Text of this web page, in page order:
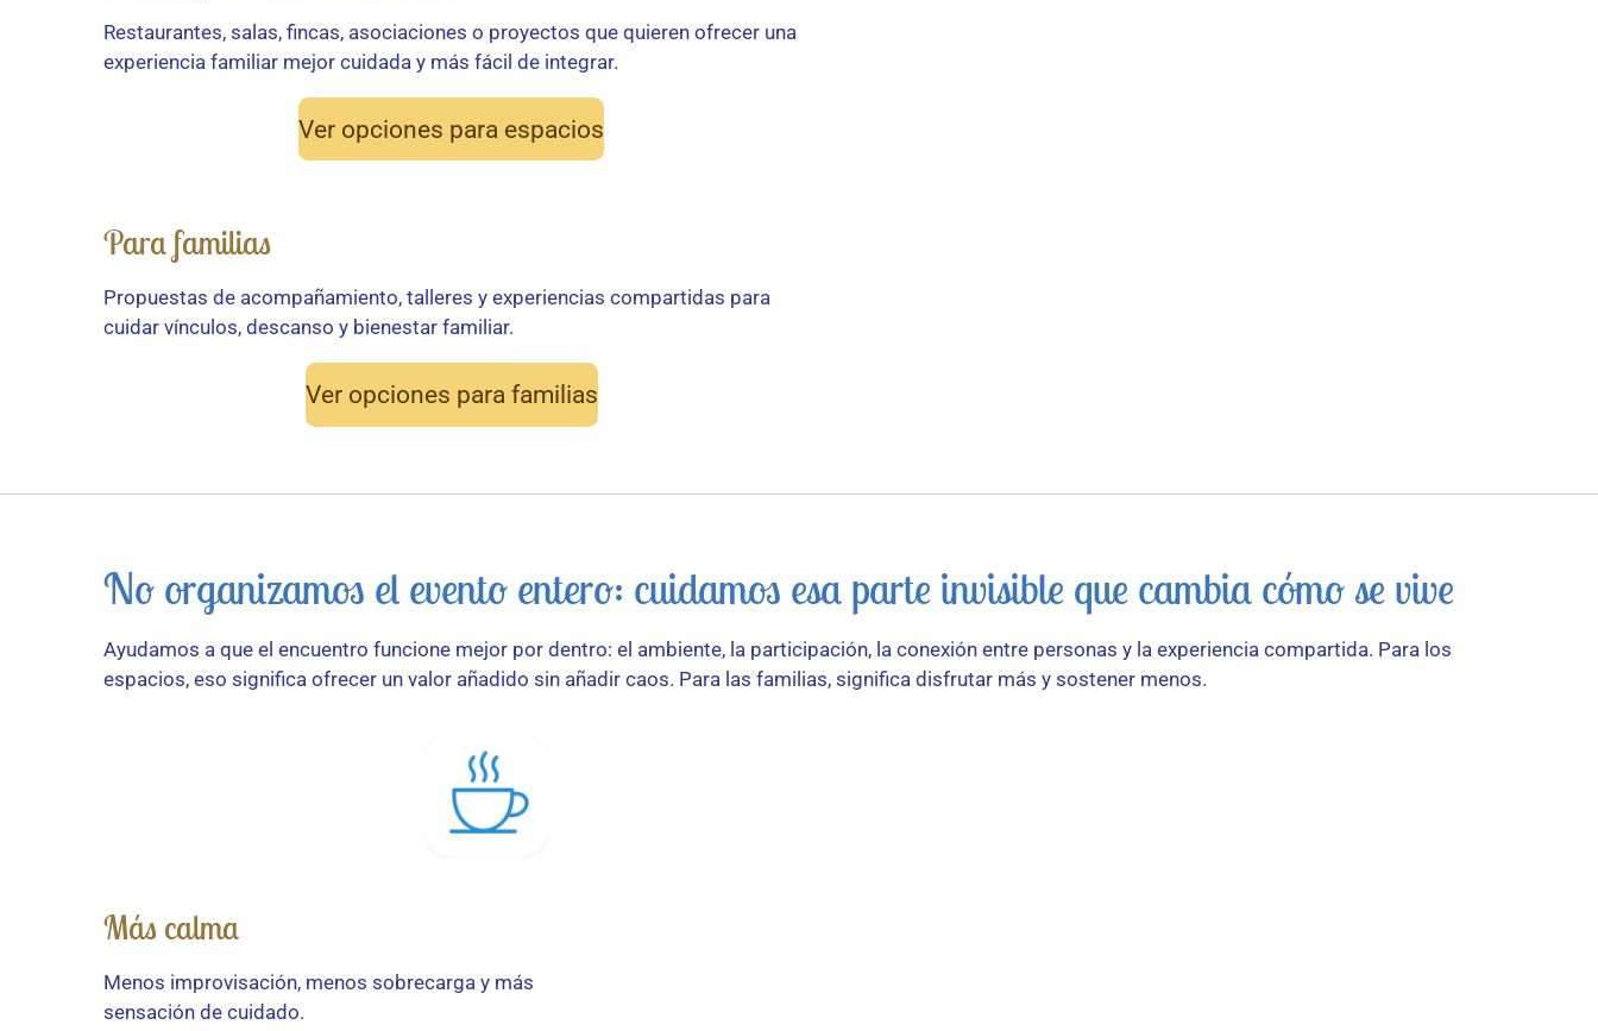
Restaurantes, salas, fincas, asociaciones o proyectos que quieren ofrecer una
experiencia familiar mejor cuidada y más fácil de integrar.
Ver opciones para espacios
Para familias
Propuestas de acompañamiento, talleres y experiencias compartidas para
cuidar vínculos, descanso y bienestar familiar.
Ver opciones para familias
No organizamos el evento entero: cuidamos esa parte invisible que cambia cómo se vive
Ayudamos a que el encuentro funcione mejor por dentro: el ambiente, la participación, la conexión entre personas y la experiencia compartida. Para los
espacios, eso significa ofrecer un valor añadido sin añadir caos. Para las familias, significa disfrutar más y sostener menos.
Más calma
Menos improvisación, menos sobrecarga y más
sensación de cuidado.